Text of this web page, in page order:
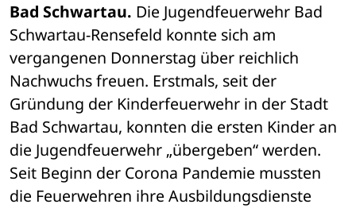
Bad Schwartau. Die Jugendfeuerwehr Bad
Schwartau-Rensefeld konnte sich am
vergangenen Donnerstag über reichlich
Nachwuchs freuen. Erstmals, seit der
Gründung der Kinderfeuerwehr in der Stadt
Bad Schwartau, konnten die ersten Kinder an
die Jugendfeuerwehr „übergeben“ werden.
Seit Beginn der Corona Pandemie mussten
die Feuerwehren ihre Ausbildungsdienste